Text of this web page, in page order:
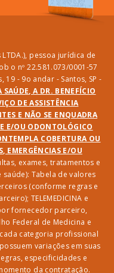
LTDA.), pessoa jurídica de
o nº 22.581.073/0001-57
- 9o andar - Santos, SP -
SAÚDE, A DR. BENEFÍCIO
DE ASSISTÊNCIA
E NÃO SE ENQUADRA
E/OU ODONTOLÓGICO
COBERTURA OU
EMERGÊNCIAS E/OU
exames, tratamentos e
Tabela de valores
(conforme regras e
TELEMEDICINA e
fornecedor parceiro,
Federal de Medicina e
categoria profissional
variações em suas
especificidades e
da contratação.